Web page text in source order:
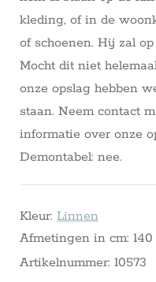
kleding, of in de
of schoenen. Hij zal
Mocht dit niet
onze opslag hebben
staan. Neem contact
informatie over onze
Demontabel: nee.
Kleur: Linnen
Afmetingen in cm:
Artikelnummer: 10573